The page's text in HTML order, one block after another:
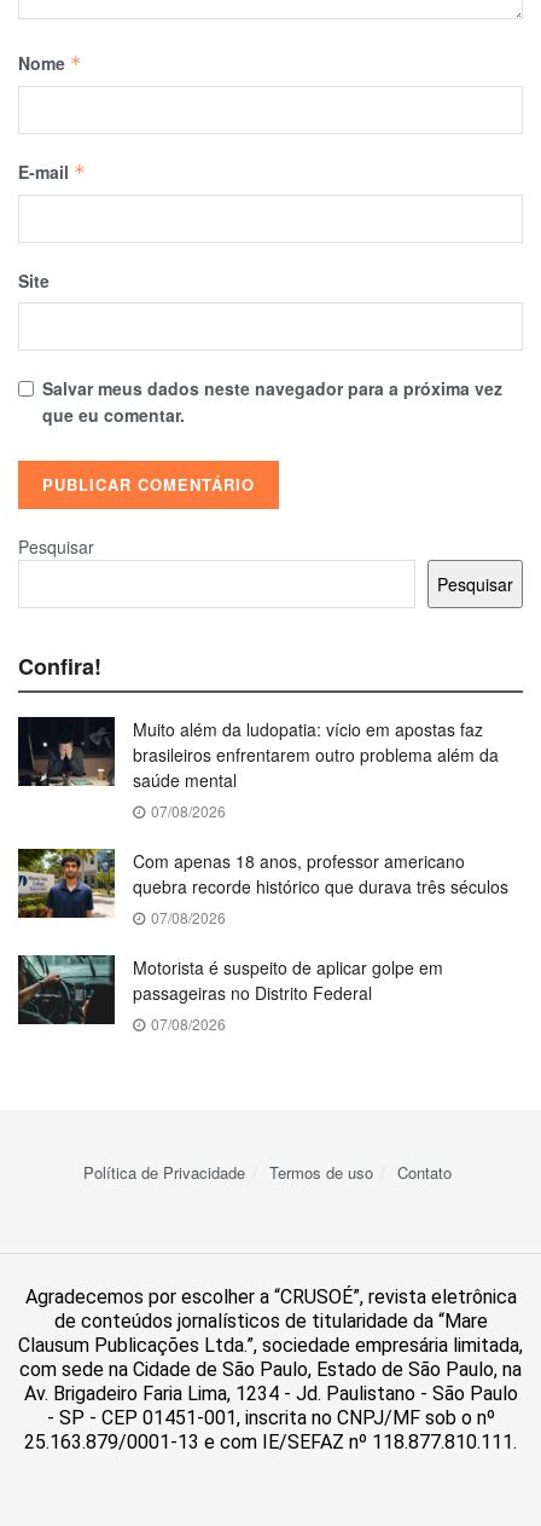
Nome *
E-mail *
Site
Salvar meus dados neste navegador para a próxima vez
que eu comentar.
Pesquisar
Pesquisar
Confira!
Muito além da ludopatia: vício em apostas faz
brasileiros enfrentarem outro problema além da
saúde mental
07/08/2026
Com apenas 18 anos, professor americano
quebra recorde histórico que durava três séculos
07/08/2026
Motorista é suspeito de aplicar golpe em
passageiras no Distrito Federal
07/08/2026
Política de Privacidade Termos de uso Contato
Agradecemos por escolher a “CRUSOÉ”, revista eletrônica
de conteúdos jornalísticos de titularidade da “Mare
Clausum Publicações Ltda.”, sociedade empresária limitada,
com sede na Cidade de São Paulo, Estado de São Paulo, na
Av. Brigadeiro Faria Lima, 1234 - Jd. Paulistano - São Paulo
- SP - CEP 01451-001, inscrita no CNPJ/MF sob o nº
25.163.879/0001-13 e com IE/SEFAZ nº 118.877.810.111.